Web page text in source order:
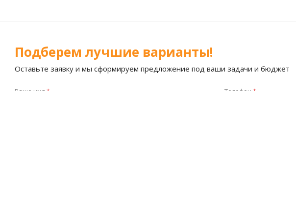
Подберем лучшие варианты!
Оставьте заявку и мы сформируем предложение под ваши задачи и бюджет
Ваше имя * Телефон *